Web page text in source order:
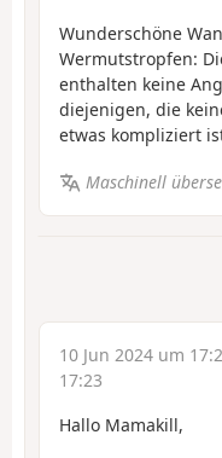
Wunderschöne
Wermutstropfen:
enthalten keine
diejenigen, die
etwas kompliziert
Maschinell
10 Jun 2024 um
17:23
Hallo Mamakill,